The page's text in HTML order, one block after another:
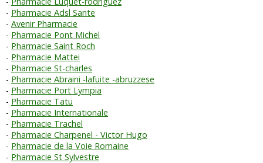
Pharmacie Adsl Sante
Avenir Pharmacie
Pharmacie Pont Michel
Pharmacie Saint Roch
Pharmacie Mattei
Pharmacie St-charles
Pharmacie Abraini -lafuite -abruzzese
Pharmacie Port Lympia
Pharmacie Tatu
Pharmacie Internationale
Pharmacie Trachel
Pharmacie Charpenel - Victor Hugo
Pharmacie de la Voie Romaine
Pharmacie St Sylvestre